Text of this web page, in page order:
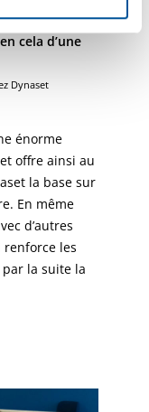
le progamme
cela d’une
Dynaset
énorme
offre ainsi au
la base sur
En même
d’autres
renforce les
par la suite la